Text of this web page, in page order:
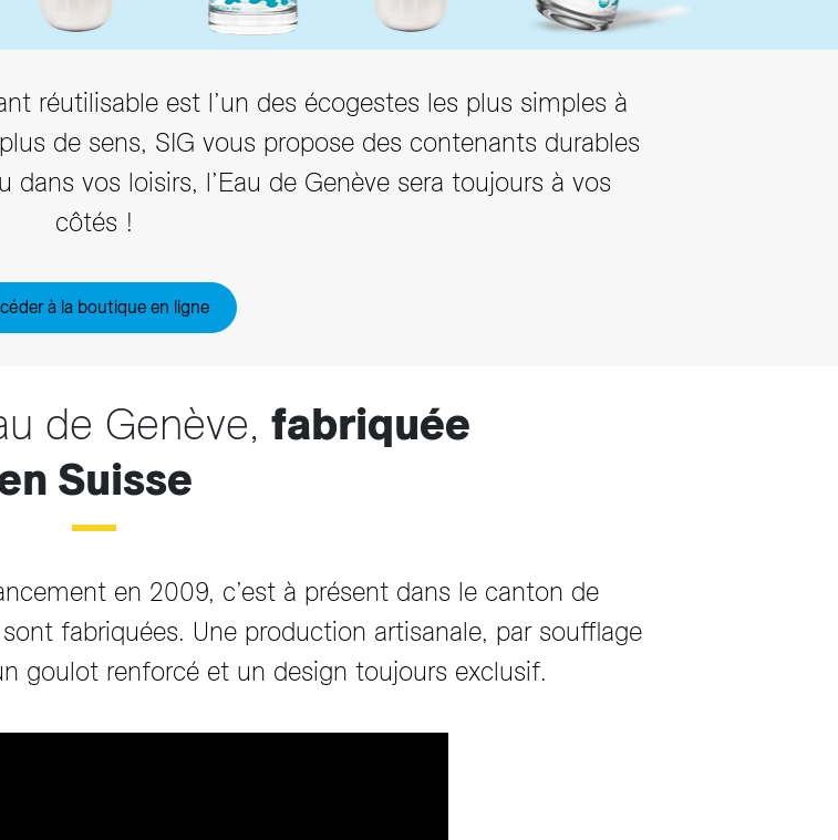
réutilisable est l’un des écogestes les plus simples à
de sens, SIG vous propose des contenants durables
vos loisirs, l’Eau de Genève sera toujours à vos
côtés !
à la boutique en ligne
de Genève, fabriquée
Suisse
en 2009, c’est à présent dans le canton de
fabriquées. Une production artisanale, par soufflage
goulot renforcé et un design toujours exclusif.